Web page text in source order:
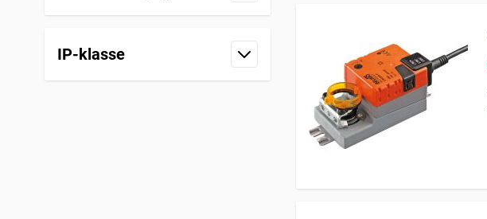
filter
IP-klasse
filter